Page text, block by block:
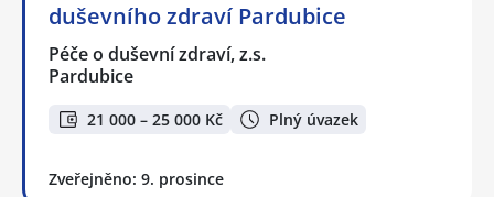
duševního zdraví Pardubice
Péče o duševní zdraví, z.s.
Pardubice
21 000 – 25 000 Kč Plný úvazek
Zveřejněno: 9. prosince